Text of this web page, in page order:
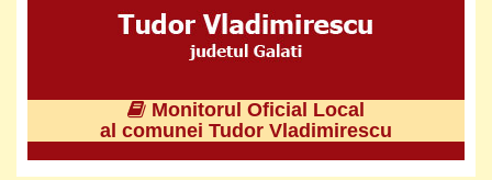
Monitorul Oficial Local
al comunei Tudor Vladimirescu